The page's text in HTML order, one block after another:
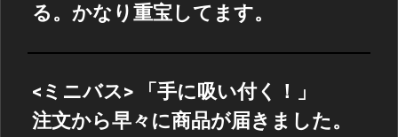
る。かなり重宝してます。
<ミニバス> 「手に吸い付く！」
注文から早々に商品が届きました。